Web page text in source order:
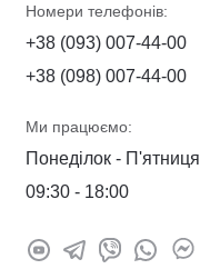
Номери телефонів:
+38 (093) 007-44-00
+38 (098) 007-44-00
Ми працюємо:
Понеділок - П'ятниця
09:30 - 18:00